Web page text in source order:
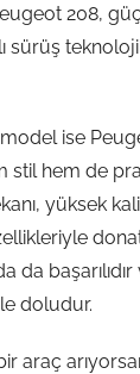
208,
sürüş
ise
stil hem de
yüksek
da
doludur.
araç